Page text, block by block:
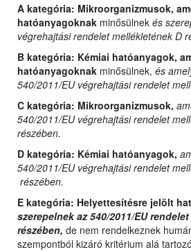
A kategória: Mikroorganizmusok,
hatóanyagoknak minősülnek és
végrehajtási rendelet mellékletének D
B kategória: Kémiai hatóanyagok,
hatóanyagoknak minősülnek, és
540/2011/EU végrehajtási rendelet
C kategória: Mikroorganizmusok,
540/2011/EU végrehajtási rendelet
részében.
D kategória: Kémiai hatóanyagok,
540/2011/EU végrehajtási rendelet
részében.
E kategória: Helyettesítésre jelölt
szerepelnek az 540/2011/EU
részében, de nem rendelkeznek
szempontból kizáró kritérium alá